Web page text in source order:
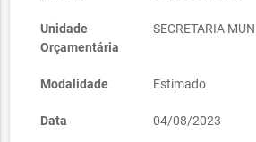
Unidade
Orçamentária
SECRETARIA
Modalidade Estimado
Data 04/08/2023